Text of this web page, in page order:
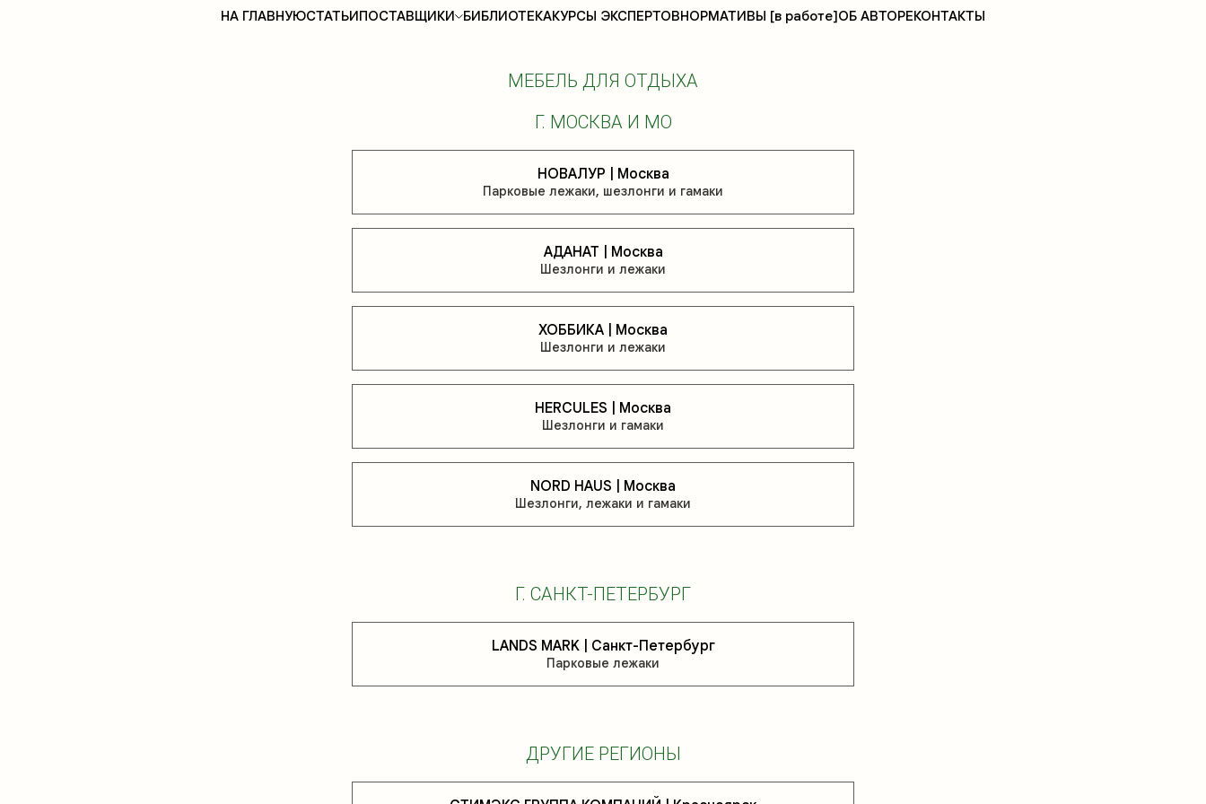
НА ГЛАВНУЮСТАТЬИПОСТАВЩИКИ БИБЛИОТЕКАКУРСЫ ЭКСПЕРТОВНОРМАТИВЫ [в работе]ОБ АВТОРЕКОНТАКТЫ
МЕБЕЛЬ ДЛЯ ОТДЫХА
Г. МОСКВА И МО
НОВАЛУР | Москва
Парковые лежаки, шезлонги и гамаки
АДАНАТ | Москва
Шезлонги и лежаки
ХОББИКА | Москва
Шезлонги и лежаки
HERCULES | Москва
Шезлонги и гамаки
NORD HAUS | Москва
Шезлонги, лежаки и гамаки
Г. САНКТ-ПЕТЕРБУРГ
LANDS MARK | Санкт-Петербург
Парковые лежаки
ДРУГИЕ РЕГИОНЫ